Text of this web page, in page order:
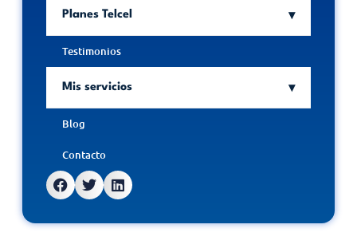
Planes Telcel
Testimonios
Mis servicios
Blog
Contacto